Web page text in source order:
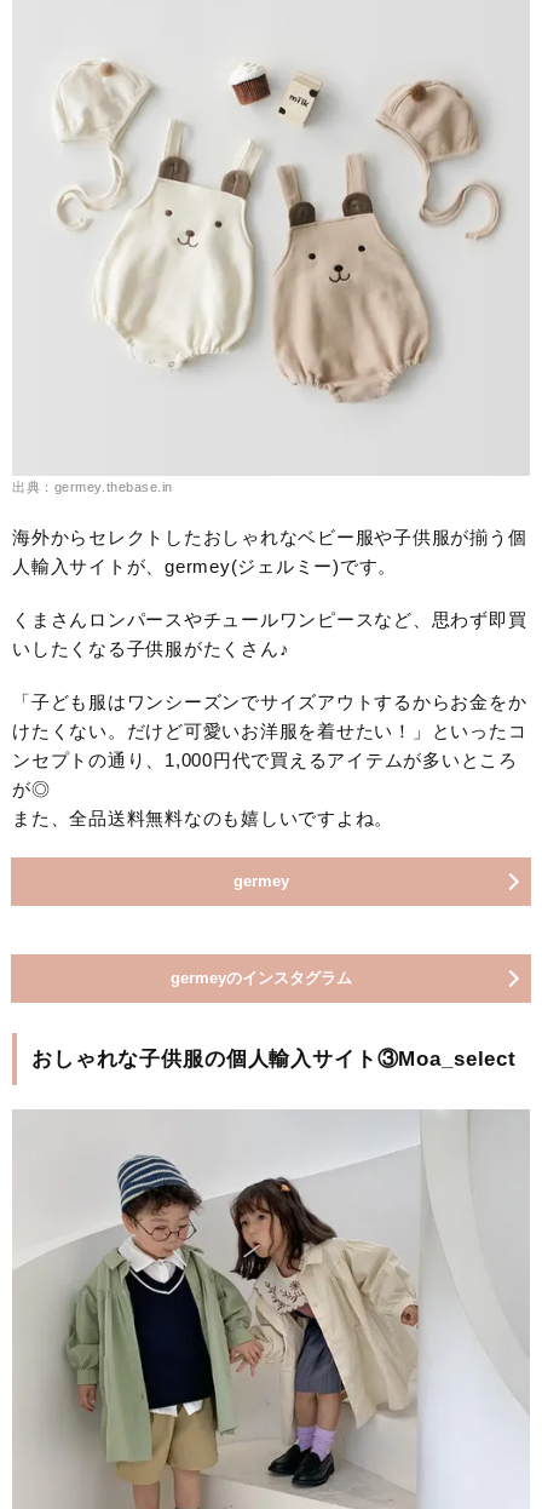
出典：germey.thebase.in
海外からセレクトしたおしゃれなベビー服や子供服が揃う個
人輸入サイトが、germey(ジェルミー)です。
くまさんロンパースやチュールワンピースなど、思わず即買
いしたくなる子供服がたくさん♪
「子ども服はワンシーズンでサイズアウトするからお金をか
けたくない。だけど可愛いお洋服を着せたい！」といったコ
ンセプトの通り、1,000円代で買えるアイテムが多いところ
が◎
また、全品送料無料なのも嬉しいですよね。
germey
germeyのインスタグラム
おしゃれな子供服の個人輸入サイト③Moa_select